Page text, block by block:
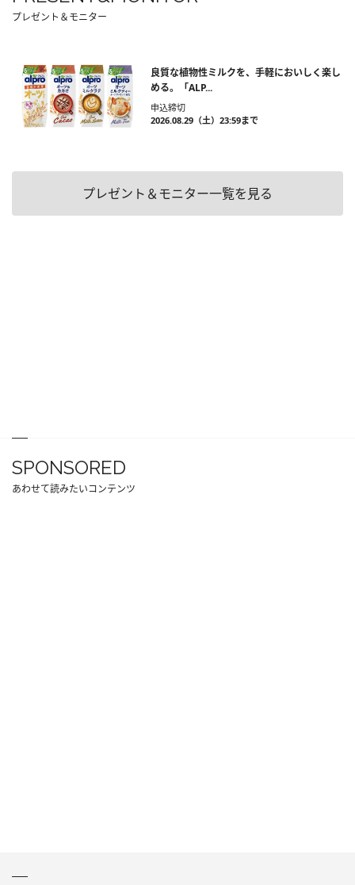
プレゼント＆モニター
良質な植物性ミルクを、手軽においしく楽し
める。「ALP...
申込締切
2026.08.29（土）23:59まで
プレゼント＆モニター一覧を見る
SPONSORED
あわせて読みたいコンテンツ